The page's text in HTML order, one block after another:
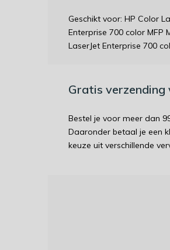
Geschikt voor: HP Color
Enterprise 700 color MFP
LaserJet Enterprise 700
Gratis verzending
Bestel je voor meer dan
Daaronder betaal je een
keuze uit verschillende